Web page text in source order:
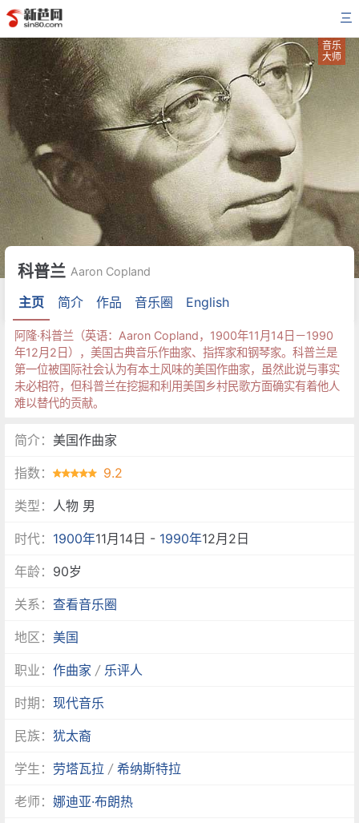
三
音乐
大师
科普兰 Aaron Copland
主页 简介 作品 音乐圈 English
阿隆·科普兰（英语：Aaron Copland，1900年11月14日－1990
年12月2日），美国古典音乐作曲家、指挥家和钢琴家。科普兰是
第一位被国际社会认为有本土风味的美国作曲家，虽然此说与事实
未必相符，但科普兰在挖掘和利用美国乡村民歌方面确实有着他人
难以替代的贡献。
简介： 美国作曲家
指数： 9.2
类型： 人物 男
时代： 1900年11月14日 - 1990年12月2日
年龄： 90岁
关系：查看音乐圈
地区：美国
职业：作曲家 / 乐评人
时期：现代音乐
民族： 犹太裔
学生： 劳塔瓦拉 /希纳斯特拉
老师：娜迪亚·布朗热